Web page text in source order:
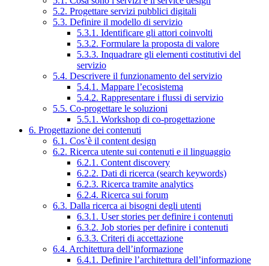
5.2. Progettare servizi pubblici digitali
5.3. Definire il modello di servizio
5.3.1. Identificare gli attori coinvolti
5.3.2. Formulare la proposta di valore
5.3.3. Inquadrare gli elementi costitutivi del
servizio
5.4. Descrivere il funzionamento del servizio
5.4.1. Mappare l’ecosistema
5.4.2. Rappresentare i flussi di servizio
5.5. Co-progettare le soluzioni
5.5.1. Workshop di co-progettazione
6. Progettazione dei contenuti
6.1. Cos’è il content design
6.2. Ricerca utente sui contenuti e il linguaggio
6.2.1. Content discovery
6.2.2. Dati di ricerca (search keywords)
6.2.3. Ricerca tramite analytics
6.2.4. Ricerca sui forum
6.3. Dalla ricerca ai bisogni degli utenti
6.3.1. User stories per definire i contenuti
6.3.2. Job stories per definire i contenuti
6.3.3. Criteri di accettazione
6.4. Architettura dell’informazione
6.4.1. Definire l’architettura dell’informazione